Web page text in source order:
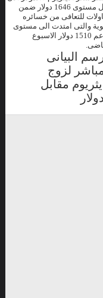
حول مستوى 1646 دولار ضمن
للتعافى من خسائره
والتى امتدت الى مستوى
الدعم 1510 دولار الاسبوع
البيانى
لزوج
مقابل